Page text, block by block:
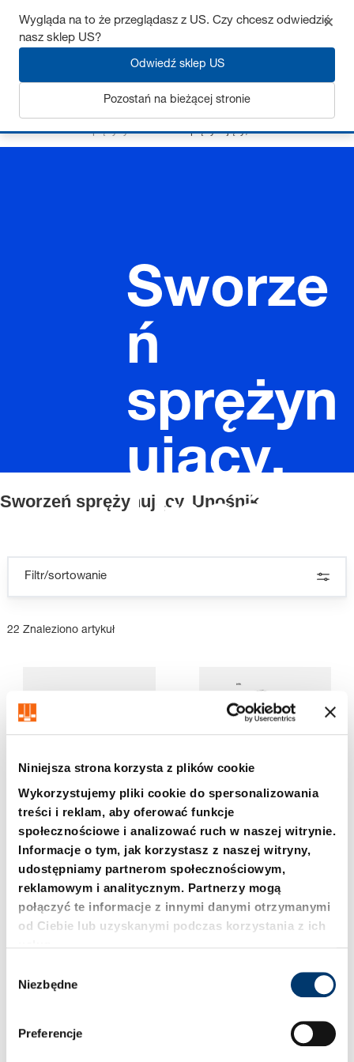
Niniejsza strona korzysta z plików cookie
Wykorzystujemy pliki cookie do spersonalizowania
treści i reklam, aby oferować funkcje
społecznościowe i analizować ruch w naszej witrynie.
Informacje o tym, jak korzystasz z naszej witryny,
udostępniamy partnerom społecznościowym,
reklamowym i analitycznym. Partnerzy mogą
połączyć te informacje z innymi danymi otrzymanymi
od Ciebie lub uzyskanymi podczas korzystania z ich
Niezbędne
Preferencje
Strona startowa Sprężyny Sworzeń sprężynujący, Unośnik
Sworze
ń
sprężyn
ujący,
Unośnik
Sworzeń sprężynujący, Unośnik
Filtr/sortowanie
22 Znaleziono artykuł
2052.71. Tuleja
prowadząca do sworznia
sprężynującego
2478.20. .1
2478. Sworzeń
sprężynujący ze sprężyną
gazową
Wygląda na to że przeglądasz z US. Czy chcesz odwiedzić
nasz sklep US?
Odwiedź sklep US
Pozostań na bieżącej stronie